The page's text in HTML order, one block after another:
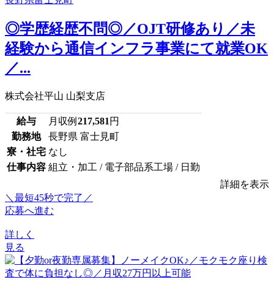
◎学歴経歴不問◎／OJT研修あり／未
経験から通信インフラ事業にて就業OK
／...
株式会社平山 山梨支店
給与 月収例 217,581 円
勤務地
長野県 富士見町
寮・社宅 なし
仕事内容 組立・加工 / 電子部品系工場 / 日勤
詳細を表示
＼最短45秒で完了／
応募へ進む
詳しく
見る